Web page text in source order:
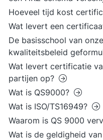
Hoeveel tijd kost
Wat levert een
De basisschool van
kwaliteitsbeleid
Wat levert certificatie
partijen op?
Wat is QS9000?
Wat is ISO/TS16949?
Waarom is QS 9000
Wat is de geldigheid